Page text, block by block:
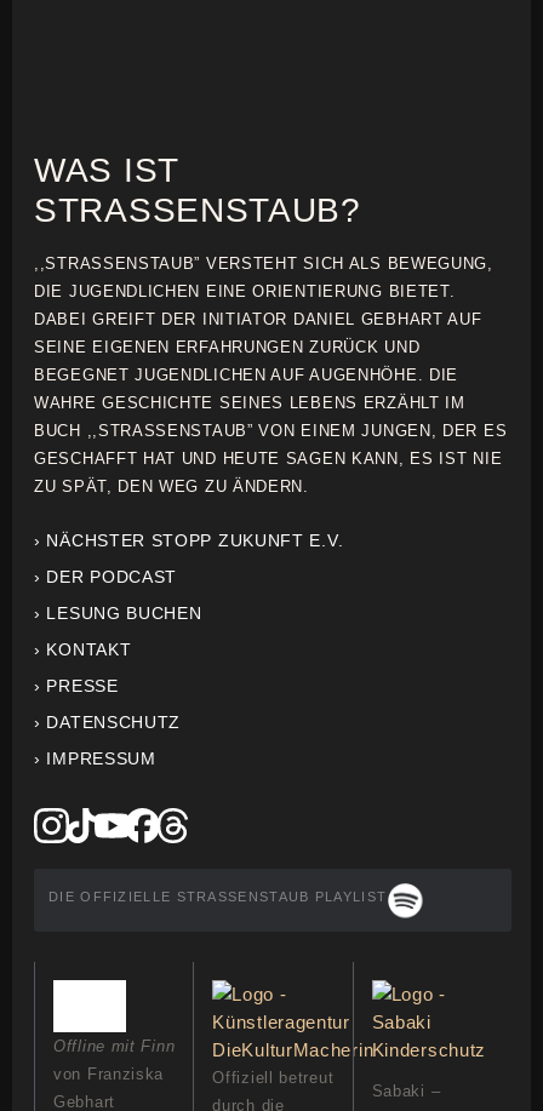
WAS IST
STRASSENSTAUB?
,,STRASSENSTAUB” VERSTEHT SICH ALS BEWEGUNG,
DIE JUGENDLICHEN EINE ORIENTIERUNG BIETET.
DABEI GREIFT DER INITIATOR DANIEL GEBHART AUF
SEINE EIGENEN ERFAHRUNGEN ZURÜCK UND
BEGEGNET JUGENDLICHEN AUF AUGENHÖHE. DIE
WAHRE GESCHICHTE SEINES LEBENS ERZÄHLT IM
BUCH ,,STRASSENSTAUB” VON EINEM JUNGEN, DER ES
GESCHAFFT HAT UND HEUTE SAGEN KANN, ES IST NIE
ZU SPÄT, DEN WEG ZU ÄNDERN.
› NÄCHSTER STOPP ZUKUNFT E.V.
› DER PODCAST
› LESUNG BUCHEN
› KONTAKT
› PRESSE
› DATENSCHUTZ
› IMPRESSUM
DIE OFFIZIELLE STRASSENSTAUB PLAYLIST
Offline mit Finn
von Franziska
Gebhart
Offiziell betreut
durch die
Sabaki –